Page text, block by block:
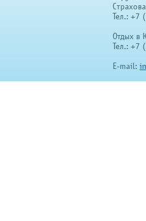
Тел.: +7
Отдых в
Тел.: +7
E-mail: